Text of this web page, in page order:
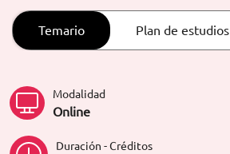
Temario Plan de estudios
Modalidad
Online
Duración - Créditos